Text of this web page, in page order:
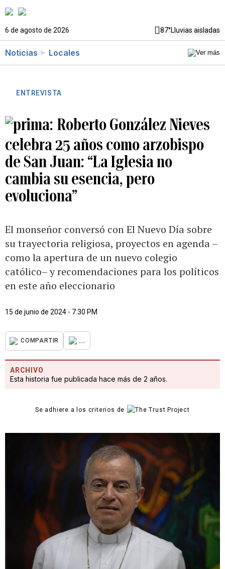
6 de agosto de 2026 87°Lluvias aisladas
Noticias Locales
ENTREVISTA
Roberto González Nieves
celebra 25 años como arzobispo
de San Juan: “La Iglesia no
cambia su esencia, pero
evoluciona”
El monseñor conversó con El Nuevo Día sobre
su trayectoria religiosa, proyectos en agenda –
como la apertura de un nuevo colegio
católico– y recomendaciones para los políticos
en este año eleccionario
15 de junio de 2024 - 7:30 PM
COMPARTIR ...
ARCHIVO
Esta historia fue publicada hace más de 2 años.
Se adhiere a los criterios de